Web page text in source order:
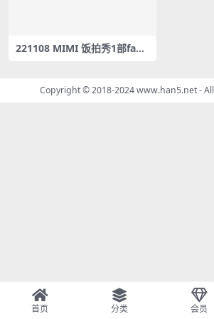
221108 MIMI 饭拍秀1部fanc
Copyright © 2018-2024www.han5.net-
首页 分类 会员